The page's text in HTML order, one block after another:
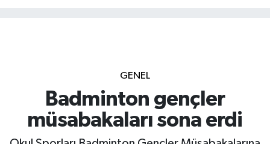
GENEL
Badminton gençler
müsabakaları sona erdi